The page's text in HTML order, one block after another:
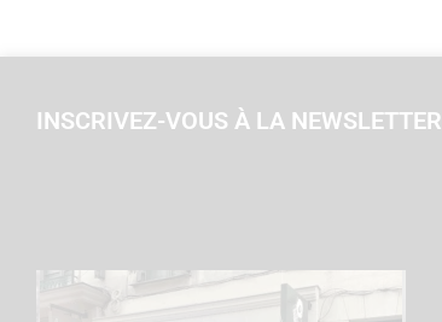
INSCRIVEZ-VOUS À LA NEWSLETTER